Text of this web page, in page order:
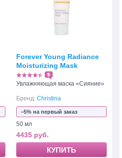
Forever Young Radiance
Moisturizing Mask
9
Увлажняющая маска «Сияние»
Бренд: Christina
−5% на первый заказ
50 мл
4435 руб.
КУПИТЬ